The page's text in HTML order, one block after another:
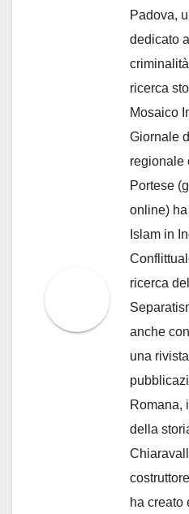
Padova,
dedicato
ricerca
Mosaico
Giornale
regionale
Portese
online)
Islam in
ricerca
anche
una
Romana,
della
ha creato